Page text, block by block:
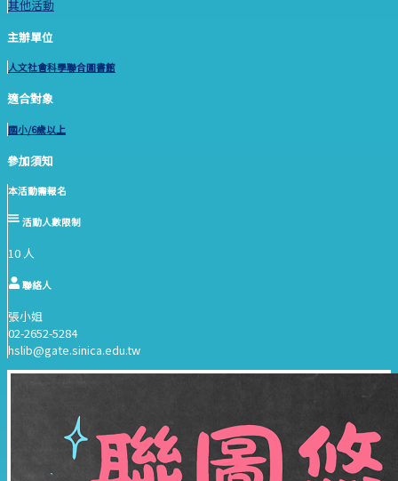
其他活動
主辦單位
人文社會科學聯合圖書館
適合對象
國小/6歲以上
參加須知
本活動需報名
活動人數限制
10 人
聯絡人
張小姐
02-2652-5284
hslib@gate.sinica.edu.tw